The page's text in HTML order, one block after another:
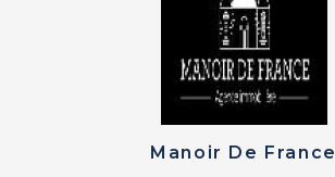
Manoir De France